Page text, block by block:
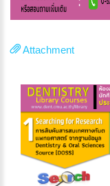
Attachment